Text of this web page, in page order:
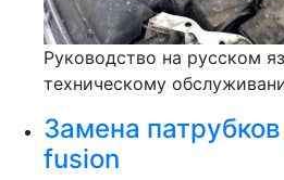
Руководство на русском
техническому
Замена
fusion